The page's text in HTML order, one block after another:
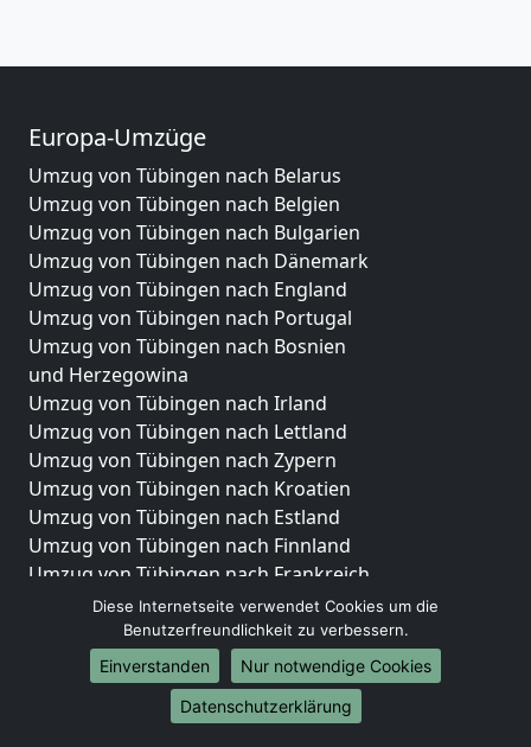
Europa-Umzüge
Umzug von Tübingen nach Belarus
Umzug von Tübingen nach Belgien
Umzug von Tübingen nach Bulgarien
Umzug von Tübingen nach Dänemark
Umzug von Tübingen nach England
Umzug von Tübingen nach Portugal
Umzug von Tübingen nach Bosnien
und Herzegowina
Umzug von Tübingen nach Irland
Umzug von Tübingen nach Lettland
Umzug von Tübingen nach Zypern
Umzug von Tübingen nach Kroatien
Umzug von Tübingen nach Estland
Umzug von Tübingen nach Finnland
Umzug von Tübingen nach Frankreich
Umzug von Tübingen nach Griechenland
Umzug von Tübingen nach Italien
Umzug von Tübingen nach Liechtenstein
Umzug von Tübingen nach Luxemburg
Umzug von Tübingen nach Niederlande
Diese Internetseite verwendet Cookies um die
Benutzerfreundlichkeit zu verbessern.
Einverstanden
Nur notwendige Cookies
Datenschutzerklärung